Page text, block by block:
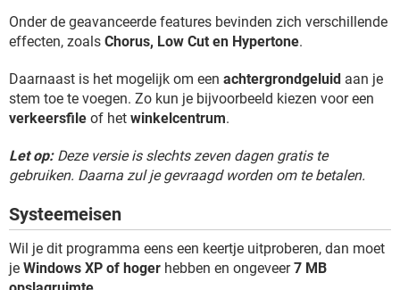
Onder de geavanceerde features bevinden zich verschillende
effecten, zoals Chorus, Low Cut en Hypertone.
Daarnaast is het mogelijk om een achtergrondgeluid aan je
stem toe te voegen. Zo kun je bijvoorbeeld kiezen voor een
verkeersfile of het winkelcentrum.
Let op:Deze versie is slechts zeven dagen gratis te
gebruiken. Daarna zul je gevraagd worden om te betalen.
Systeemeisen
Wil je dit programma eens een keertje uitproberen, dan moet
je Windows XP of hoger hebben en ongeveer7 MB